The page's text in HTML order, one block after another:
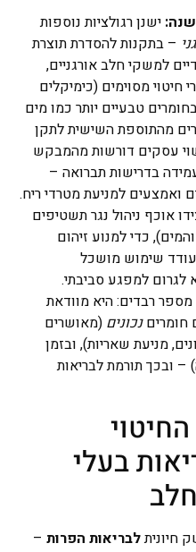
ישנן רגולציות נוספות
– בתקנות להסדרת תוצרת
למשקי חלב אורגניים,
מסוימים (כימיקלים
טבעיים יותר כמו מים
מהתוספת השישית לתקן
עסקים דורשות מהמבקש
בדרישות תברואה –
ואמצעים למניעת מטרדי ריח.
אוכף ניהול נגר תשטיפים
כדי למנוע זיהום
שימוש מושכל
לגרום למפגע סביבתי.
מספר רבדים: היא מוודאת
חומריםנכונים (מאושרים
מניעת שאריות), ובזמן
– ובכך תורמת לבריאות
בעלי
חיוניתלבריאות הפרות–